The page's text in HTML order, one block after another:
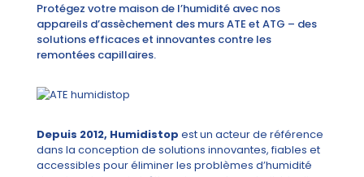
Protégez votre maison de l’humidité avec nos
appareils d’assèchement des murs ATE et ATG – des
solutions efficaces et innovantes contre les
remontées capillaires.
Depuis 2012, Humidistop est un acteur de référence
dans la conception de solutions innovantes, fiables et
accessibles pour éliminer les problèmes d’humidité